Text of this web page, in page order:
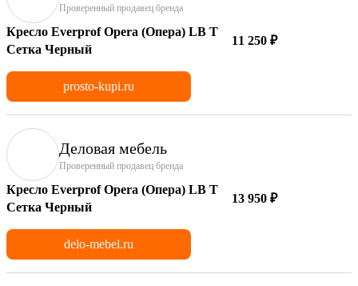
Проверенный продавец бренда
Кресло Everprof Opera (Опера) LB T
Сетка Черный
11 250 ₽
prosto-kupi.ru
Деловая мебель
Проверенный продавец бренда
Кресло Everprof Opera (Опера) LB T
Сетка Черный
13 950 ₽
delo-mebel.ru